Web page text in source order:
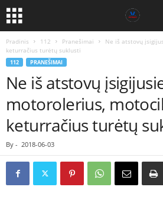
Pradinis 112 Pranešimai
Ne iš atstovų
keturračius turėtų suklusti
112 PRANEŠIMAI
Ne iš atstovų
motorolerius,
keturračius turėtų
By - 2018-06-03